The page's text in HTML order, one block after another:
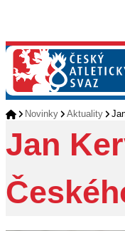
Novinky Aktuality
Jan